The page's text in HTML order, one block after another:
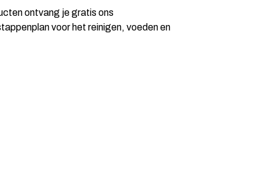
ontvang je gratis ons
voor het reinigen, voeden en